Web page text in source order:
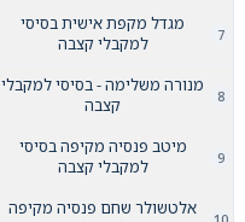
מגדל מקפת אישית בסיסי
למקבלי קצבה
מנורה משלימה - בסיסי למקבלי
קצבה
מיטב פנסיה מקיפה בסיסי
למקבלי קצבה
אלטשולר שחם פנסיה מקיפה